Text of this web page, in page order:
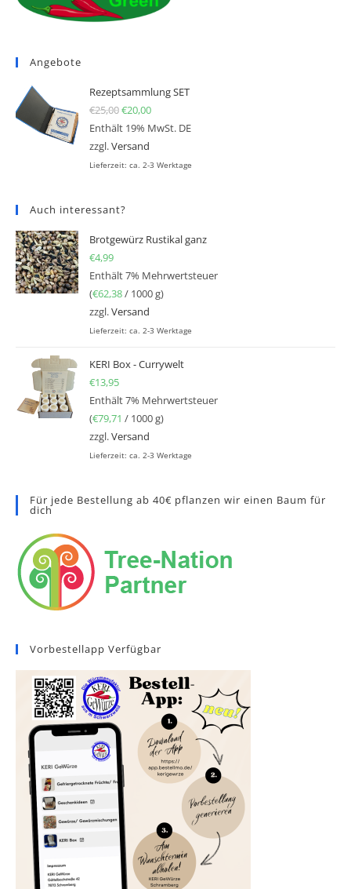
Angebote
Rezeptsammlung SET
€25,00Ursprünglicher Preis war: €25,00
€20,00Aktueller Preis ist: €20,00.
Enthält 19% MwSt. DE
zzgl.Versand
Lieferzeit: ca. 2-3 Werktage
Auch interessant?
Brotgewürz Rustikal ganz
€4,99
Enthält 7% Mehrwertsteuer
(€62,38/ 1000 g)
zzgl.Versand
Lieferzeit: ca. 2-3 Werktage
KERI Box - Currywelt
€13,95
Enthält 7% Mehrwertsteuer
(€79,71 / 1000 g)
zzgl.Versand
Lieferzeit: ca. 2-3 Werktage
Für jede Bestellung ab 40€ pflanzen wir einen Baum für
dich
Vorbestellapp Verfügbar